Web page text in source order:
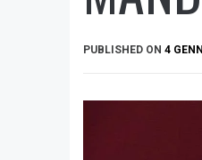
PUBLISHED ON 4